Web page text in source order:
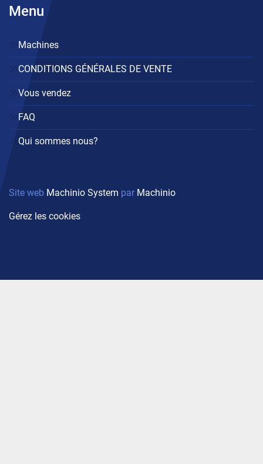
Menu
Machines
CONDITIONS GÉNÉRALES DE VENTE
Vous vendez
FAQ
Qui sommes nous?
Site web Machinio System par Machinio
Gérez les cookies